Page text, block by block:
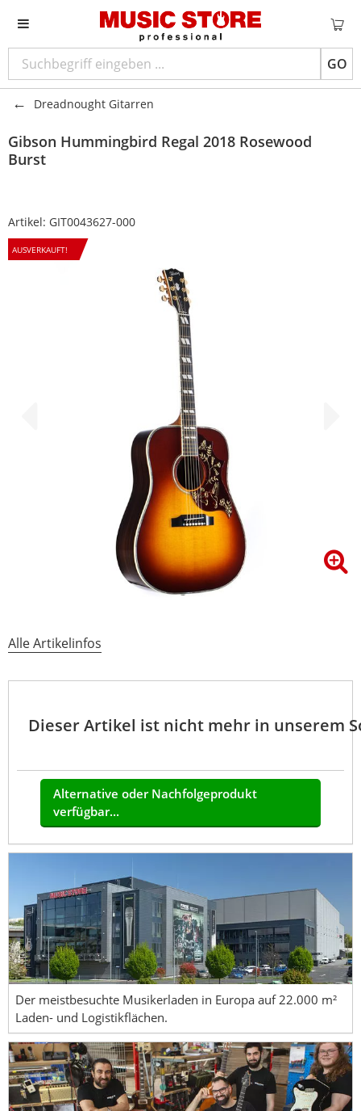
GO
Dreadnought Gitarren
Gibson Hummingbird Regal 2018 Rosewood
Burst
Artikel: GIT0043627-000
AUSVERKAUFT!
Alle Artikelinfos
Dieser Artikel ist nicht mehr in unserem
Alternative oder Nachfolgeprodukt
verfügbar...
Der meistbesuchte Musikerladen in Europa auf 22.000 m²
Laden- und Logistikflächen.